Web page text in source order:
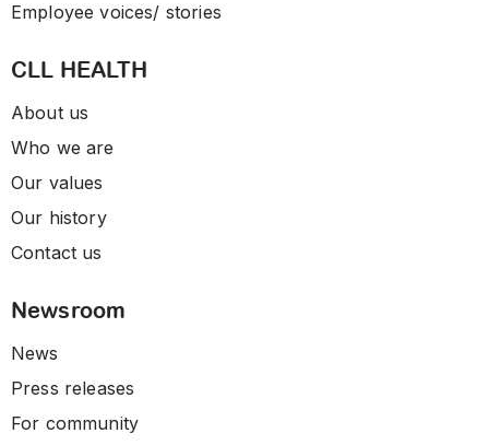
Employee voices/ stories
CLL HEALTH
About us
Who we are
Our values
Our history
Contact us
Newsroom
News
Press releases
For community